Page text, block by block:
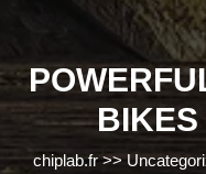
BIKES
chiplab.fr>>